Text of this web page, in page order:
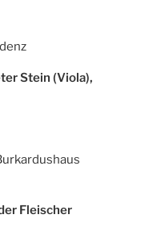
Stein (Viola),
Fleischer